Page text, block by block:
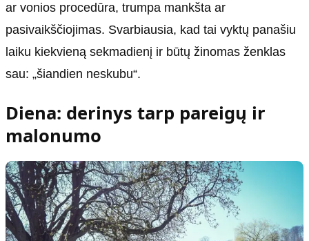
ar vonios procedūra, trumpa mankšta ar
pasivaikščiojimas. Svarbiausia, kad tai vyktų panašiu
laiku kiekvieną sekmadienį ir būtų žinomas ženklas
sau: „šiandien neskubu“.
Diena: derinys tarp pareigų ir
malonumo